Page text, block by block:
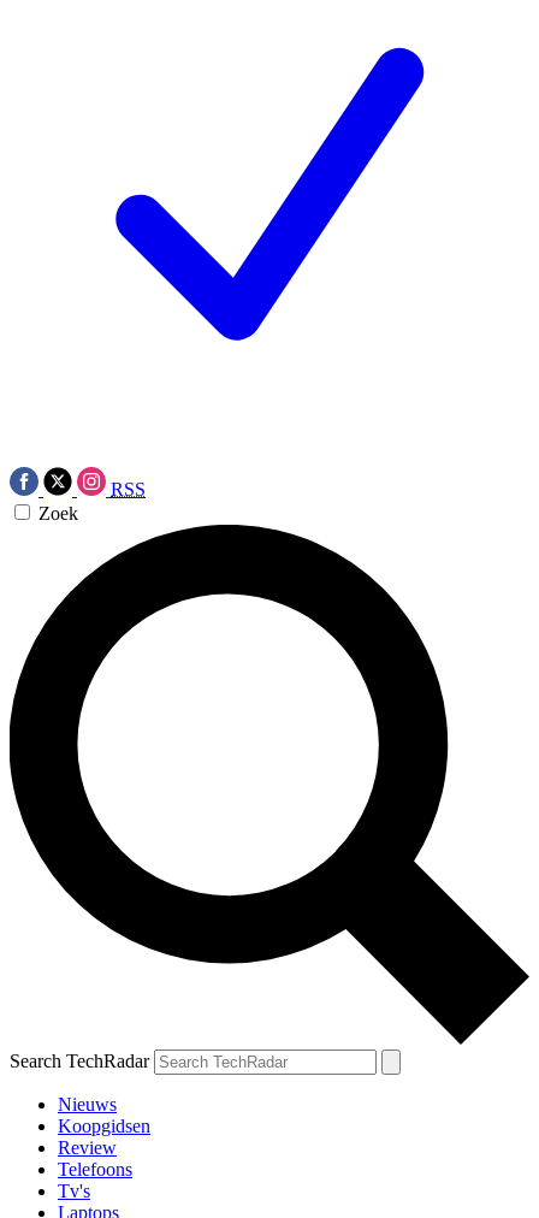
RSS
Zoek
Search TechRadar
Nieuws
Koopgidsen
Review
Telefoons
Tv's
Laptops